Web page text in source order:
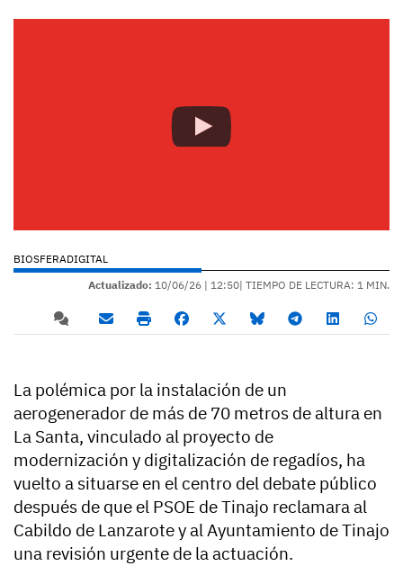
BIOSFERADIGITAL
Actualizado: 10/06/26 | 12:50| TIEMPO DE LECTURA: 1 MIN.
La polémica por la instalación de un
aerogenerador de más de 70 metros de altura en
La Santa, vinculado al proyecto de
modernización y digitalización de regadíos, ha
vuelto a situarse en el centro del debate público
después de que el PSOE de Tinajo reclamara al
Cabildo de Lanzarote y al Ayuntamiento de Tinajo
una revisión urgente de la actuación.